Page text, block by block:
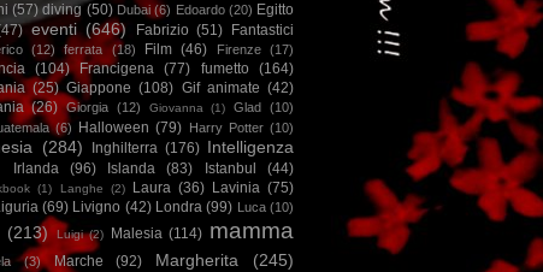
(57) diving (50) Dubai (6) Edoardo (20) Egitto
eventi (646) Fabrizio (51)
Fantastici
(12) ferrata (18) Film (46) Firenze (17)
(104) Francigena (77) fumetto (164)
(25) Giappone (108) Gif animate (42)
(26) Giorgia (12) Giovanna (1) Glad (10)
(6) Halloween (79) Harry Potter (10)
(284) Inghilterra (176) Intelligenza
Irlanda (96) Islanda (83) Istanbul (44)
(1) Langhe (2) Laura (36) Lavinia (75)
(69) Livigno (42) Londra (99) Luca (10)
(213) Luigi (2) Malesia (114) mamma
(3) Marche (92) Margherita (245)